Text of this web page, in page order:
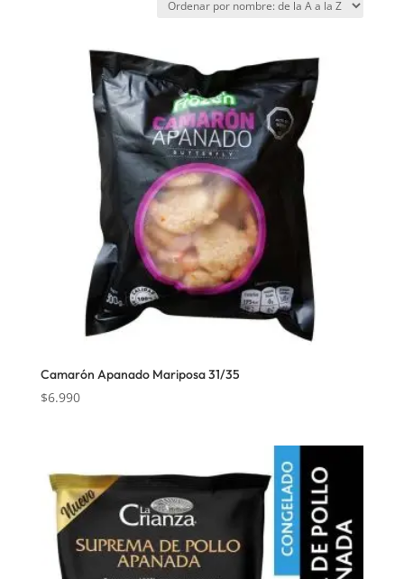
Camarón Apanado Mariposa 31/35
$6.990